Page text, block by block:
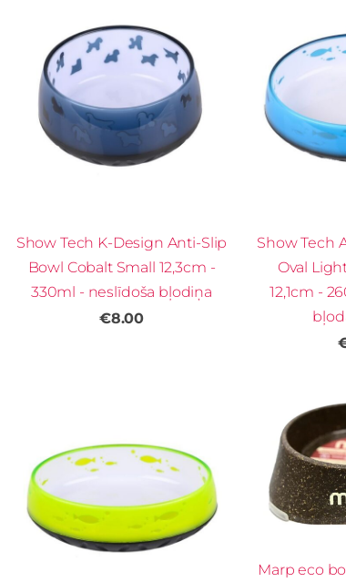
Show Tech K-Design Anti-Slip
Bowl Cobalt Small 12,3cm -
330ml - neslīdoša bļodiņa
€8.00
Show Tech
Oval
12,1cm -
Marp eco